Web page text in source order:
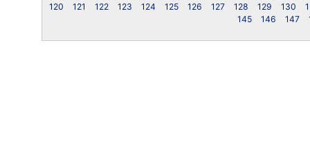
120
121 122 123 124 125 126 127 128 129 130
145
146 147